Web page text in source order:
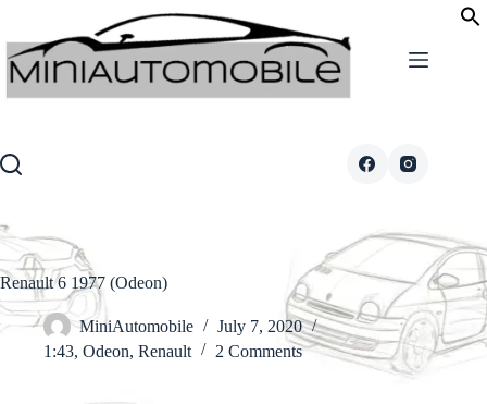
content
Renault 6 1977 (Odeon)
MiniAutomobile
July 7, 2020
1:43, Odeon, Renault 2 Comments